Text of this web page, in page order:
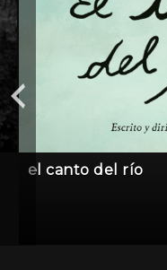
el canto del río